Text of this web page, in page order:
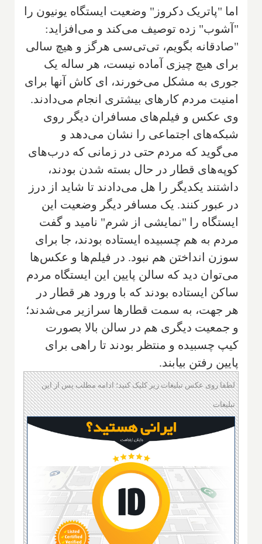
اما "پاتریک دکروز" وضعیت ایستگاه یونیون را
"آشوب" زده توصیف می‌کند و می‌افزاید:
"صادقانه بگویم، تی‌تی‌سی هرگز و هیچ سالی
برای هیچ چیزی آماده نیست، هر ساله یک
جوری به مشکل می‌خورند، ای کاش آنها برای
امنیت مردم کارهای بیشتری انجام می‌دادند.
وی عکس و فیلم‌های مسافران دیگر روی
شبکه‌های اجتماعی را نشان می‌دهد و
می‌گوید که مردم حتی در زمانی که درب‌های
کوپه‌های قطار در حال بسته شدن بودند،
داشتند یکدیگر را هل می‌دادند تا شاید از درز
در عبور کنند. یک مسافر دیگر وضعیت این
ایستگاه را "نمایشی از شرم" نامید و گفت
مردم به هم چسبیده ایستاده بودند، جا برای
سوزن انداختن هم نبود. در فیلم‌ها و عکس‌ها
می‌توان دید که سالن پایین این ایستگاه مردم
ساکن ایستاده بودند که با ورود هر قطار در
هر جهت، به سمت قطارها سرازیر می‌شدند؛
و جمعیت دیگری هم در سالن بالا بصورت
کیپ چسبیده و منتظر بودند تا راهی برای
پایین رفتن بیابند.
لطفا روی عکس تبلیغات زیر کلیک کنید؛ ادامه مطلب پس از این
تبلیغات